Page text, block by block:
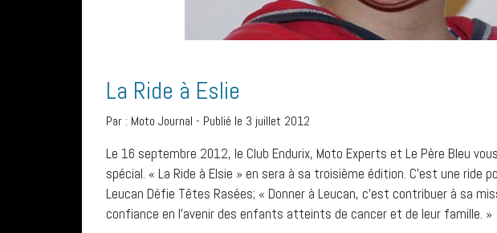
La Ride à Eslie
Par : Moto Journal - Publié le 3 juillet 2012
Le 16 septembre 2012, le Club Endurix, Moto Experts et Le Père Bleu
spécial. « La Ride à Elsie » en sera à sa troisième édition. C’est une ride
Leucan Défie Têtes Rasées; « Donner à Leucan, c’est contribuer à sa
confiance en l’avenir des enfants atteints de cancer et de leur famille. »